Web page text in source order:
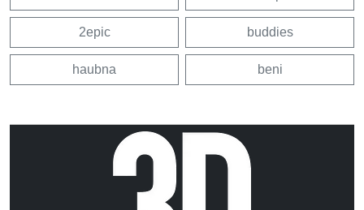
2epic buddies
haubna beni